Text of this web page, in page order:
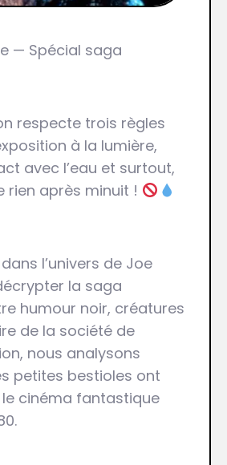
— Spécial saga
respecte trois règles
à la lumière,
avec l’eau et surtout,
rien après minuit !
l’univers de Joe
la saga
humour noir, créatures
de la société de
nous analysons
petites bestioles ont
cinéma fantastique